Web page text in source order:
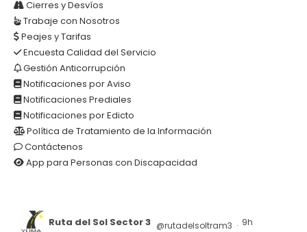
Cierres y Desvíos
Trabaje con Nosotros
Peajes y Tarifas
Encuesta Calidad del Servicio
Gestión Anticorrupción
Notificaciones por Aviso
Notificaciones Prediales
Notificaciones por Edicto
Política de Tratamiento de la Información
Contáctenos
App para Personas con Discapacidad
Ruta del Sol Sector 3 @rutadelsoltram3 · 9h